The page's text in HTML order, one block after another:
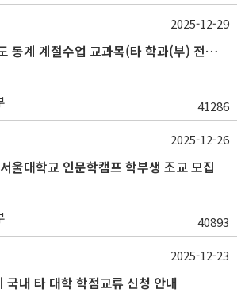
(~1/8) 2025학년도 동계 계절수업 교과목(타 학과(부) 전공 및 교양) 성적평가방법 선택제 신청 안내
41286
2025-12-29
울대학교 인문학캠프 학부생 조교 모집
40893
2025-12-26
국내 타 대학 학점교류 신청 안내
2025-12-23